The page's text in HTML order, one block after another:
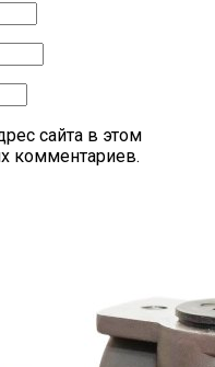
сайта в этом
комментариев.